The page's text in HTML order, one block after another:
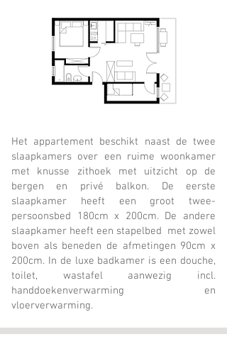
Het appartement beschikt naast de twee
slaapkamers over een ruime woonkamer
met knusse zithoek met uitzicht op de
bergen en privé balkon. De eerste
slaapkamer heeft een groot twee-
persoonsbed 180cm x 200cm. De andere
slaapkamer heeft een stapelbed met zowel
boven als beneden de afmetingen 90cm x
200cm. In de luxe badkamer is een douche,
toilet, wastafel aanwezig incl.
handdoekenverwarming en
vloerverwarming.